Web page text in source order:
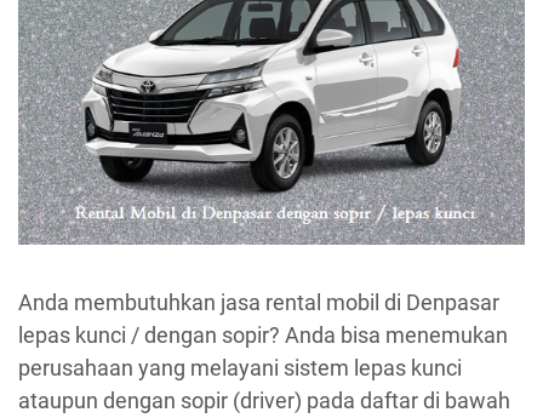
Anda membutuhkan jasa rental mobil di Denpasar
lepas kunci / dengan sopir? Anda bisa menemukan
perusahaan yang melayani sistem lepas kunci
ataupun dengan sopir (driver) pada daftar di bawah